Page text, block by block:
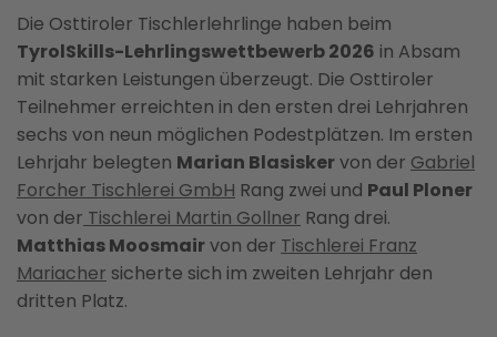
Die Osttiroler Tischlerlehrlinge haben beim
TyrolSkills-Lehrlingswettbewerb 2026 in Absam
mit starken Leistungen überzeugt. Die Osttiroler
Teilnehmer erreichten in den ersten drei Lehrjahren
sechs von neun möglichen Podestplätzen. Im ersten
Lehrjahr belegten Marian Blasiskervon der Gabriel
Forcher Tischlerei GmbH Rang zwei und Paul Ploner
von der Tischlerei Martin Gollner Rang drei.
Matthias Moosmairvon der Tischlerei Franz
Mariacher sicherte sich im zweiten Lehrjahr den
dritten Platz.